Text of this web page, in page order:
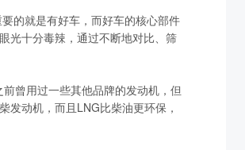
的就是有好车，而好车的核心部件
光十分毒辣，通过不断地对比、筛
曾用过一些其他品牌的发动机，但
发动机，而且LNG比柴油更环保，